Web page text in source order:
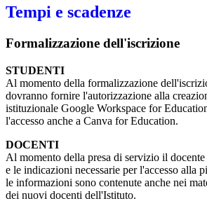
Tempi e scadenze
Formalizzazione dell'iscrizione
STUDENTI
Al momento della formalizzazione
dovranno fornire l'autorizzazione alla
istituzionale Google Workspace for
l'accesso anche a Canva for Education.
DOCENTI
Al momento della presa di servizio il
e le indicazioni necessarie per l'accesso alla
le informazioni sono contenute anche nei
dei nuovi docenti dell'Istituto.